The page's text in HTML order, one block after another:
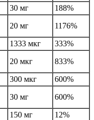
30 мг
188%
20 мг 1176%
1333 мкг
333%
20 мкг 833%
300 мкг
600%
30 мг 600%
150 мг
12%